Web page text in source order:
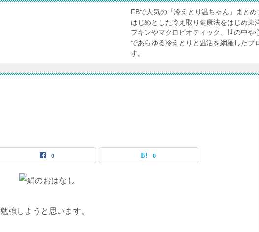
FBで人気の「冷えとり温ちゃん」まと
はじめとした冷え取り健康法をはじめ東
プキンやマクロビオティック、世の中や
であらゆる冷えとりと温活を網羅した
す。
0 0
強しようと思います。